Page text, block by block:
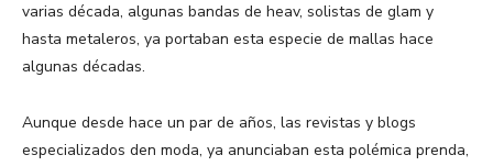
varias década, algunas bandas de heav, solistas de glam y
hasta metaleros, ya portaban esta especie de mallas hace
algunas décadas.
Aunque desde hace un par de años, las revistas y blogs
especializados den moda, ya anunciaban esta polémica prenda,